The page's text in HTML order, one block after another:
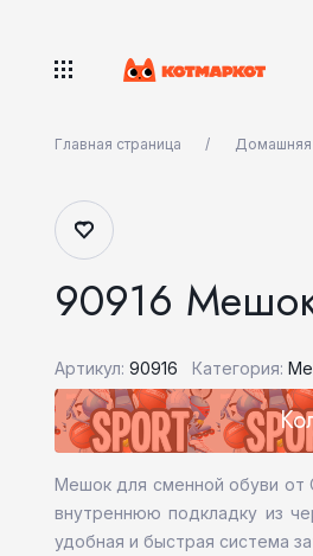
Главная страница Домашняя
90916
Артикул: 90916 Категория:
Мешок для сменной обуви от
внутреннюю подкладку из
удобная и быстрая система